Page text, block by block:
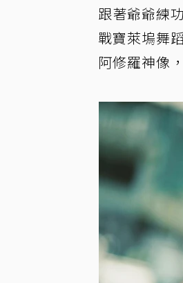
跟著爺爺練
戰寶萊塢舞
阿修羅神像